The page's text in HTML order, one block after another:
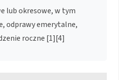
lub okresowe, w tym
odprawy emerytalne,
roczne [1][4]